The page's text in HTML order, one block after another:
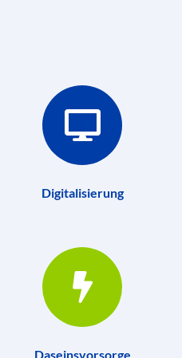
Digitalisierung
Daseinsvorsorge